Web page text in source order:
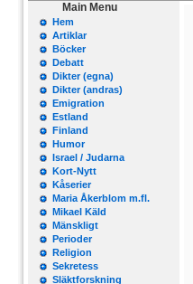
Main Menu
Hem
Artiklar
Böcker
Debatt
Dikter (egna)
Dikter (andras)
Emigration
Estland
Finland
Humor
Israel / Judarna
Kort-Nytt
Kåserier
Maria Åkerblom m.fl.
Mikael Käld
Mänskligt
Perioder
Religion
Sekretess
Släktforskning